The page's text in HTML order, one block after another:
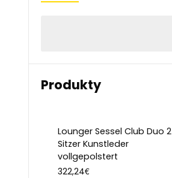
Produkty
Lounger Sessel Club Duo 2
Sitzer Kunstleder
vollgepolstert
322,24€